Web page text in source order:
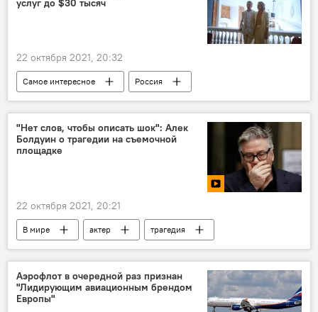
услуг до $30 тысяч
22 октября 2021, 20:32
Самое интересное
Россия
Общество
Ксения Собчак
услуги
клуб
шоу-бизнес
"Нет слов, чтобы описать шок": Алек
Болдуин о трагедии на съемочной
площадке
22 октября 2021, 20:21
В мире актер
трагедия
Алек Болдуин
фильм съемка
Аэрофлот в очередной раз признан
"Лидирующим авиационным брендом
Европы"